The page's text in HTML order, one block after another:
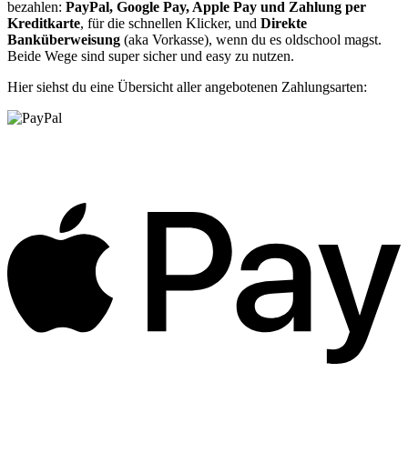
bezahlen: PayPal, Google Pay, Apple Pay und Zahlung per
Kreditkarte, für die schnellen Klicker, und Direkte
Banküberweisung (aka Vorkasse), wenn du es oldschool magst.
Beide Wege sind super sicher und easy zu nutzen.
Hier siehst du eine Übersicht aller angebotenen Zahlungsarten: